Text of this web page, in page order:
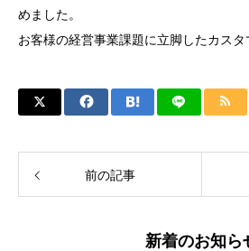
めました。
お客様の経営事業課題に立脚したカスタ
前の記事
新着のお知ら